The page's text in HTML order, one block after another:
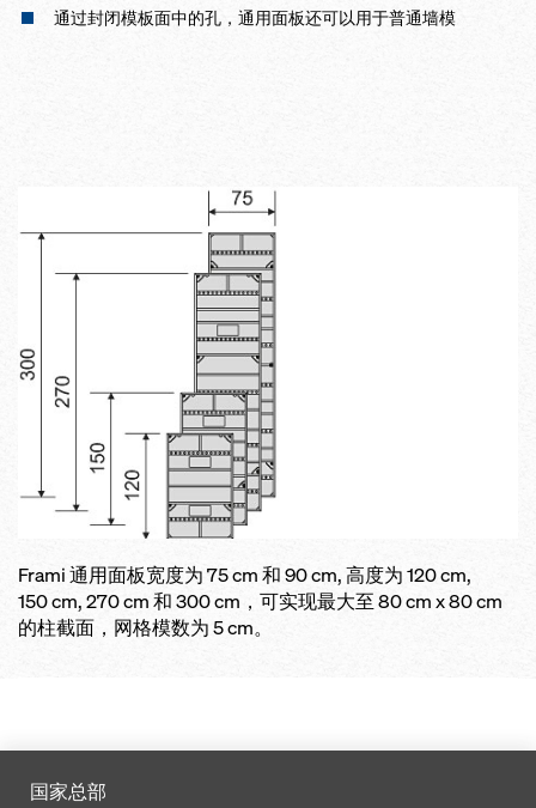
通过封闭模板面中的孔，通用面板还可以用于普通墙模
Frami 通用面板宽度为 75 cm 和 90 cm, 高度为 120 cm,
150 cm, 270 cm 和 300 cm，可实现最大至 80 cm x 80 cm
的柱截面，网格模数为 5 cm。
国家总部